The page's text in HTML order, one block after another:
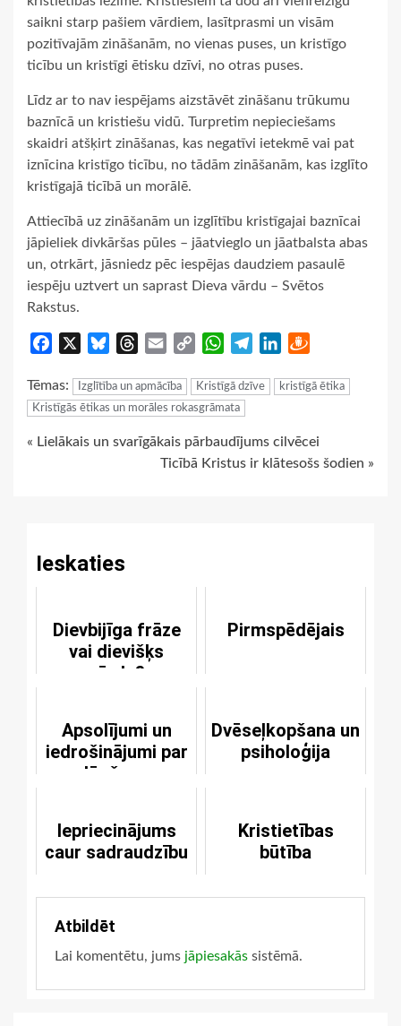
saikni starp pašiem vārdiem, lasītprasmi un visām
pozitīvajām zināšanām, no vienas puses, un kristīgo
ticību un kristīgi ētisku dzīvi, no otras puses.
Līdz ar to nav iespējams aizstāvēt zināšanu trūkumu
baznīcā un kristiešu vidū. Turpretim nepieciešams
skaidri atšķirt zināšanas, kas negatīvi ietekmē vai pat
iznīcina kristīgo ticību, no tādām zināšanām, kas izglīto
kristīgajā ticībā un morālē.
Attiecībā uz zināšanām un izglītību kristīgajai baznīcai
jāpieliek divkāršas pūles – jāatvieglo un jāatbalsta abas
un, otrkārt, jāsniedz pēc iespējas daudziem pasaulē
iespēju uztvert un saprast Dieva vārdu – Svētos
Rakstus.
Facebook BlueskyThreads
Email
Copy
WhatsApp
TelegramLinkedIn
Tēmas: Izglītība un apmācība Kristīgā dzīve
kristīgā ētika
Kristīgās ētikas un morāles rokasgrāmata
Continue
« Lielākais un svarīgākais pārbaudījums cilvēcei
Ticībā Kristus ir klātesošs šodien »
Ieskaties
Dievbijīga frāze
vai dievišķs
vārds?
Pirmspēdējais
Apsolījumi un
iedrošinājumi par
lūgšanu
Dvēseļkopšana un
psiholoģija
Iepriecinājums
caur sadraudzību
Kristietības
būtība
Atbildēt
Lai komentētu, jums jāpiesakās sistēmā.